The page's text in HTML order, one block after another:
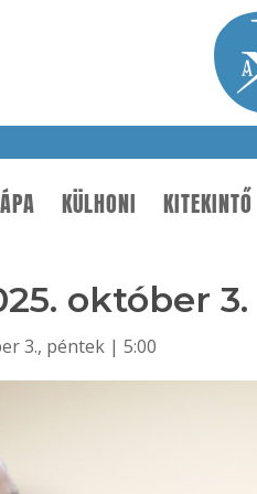
KÜLHONI KITEKINTŐ
október 3.
3., péntek | 5:00